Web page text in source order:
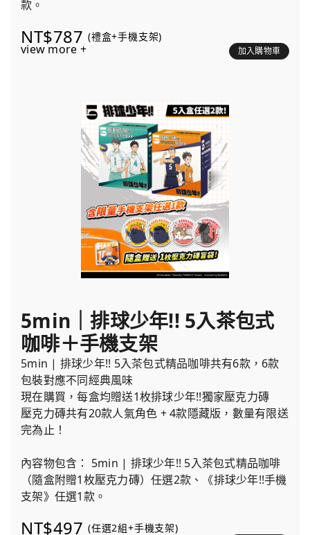
款。
NT$787 (禮盒+手機支架)
view more + 加入購物車
5min｜排球少年!! 5入茶包式
咖啡＋手機支架
5min | 排球少年!! 5入茶包式精品咖啡共有6款，6款
包裝對應不同經典風味
現在購買，每盒均贈送1枚排球少年!!獨家壓克力磚
壓克力磚共有20款人氣角色 + 4款隱藏版，數量有限送
完為止！
內容物包含： 5min | 排球少年!! 5入茶包式精品咖啡
（隨盒附贈1枚壓克力磚）任選2款、《排球少年!!手機
支架》任選1款。
NT$497 (任選2組+手機支架)